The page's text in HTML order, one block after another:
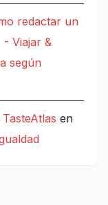
redactar un
Viajar &
según
en